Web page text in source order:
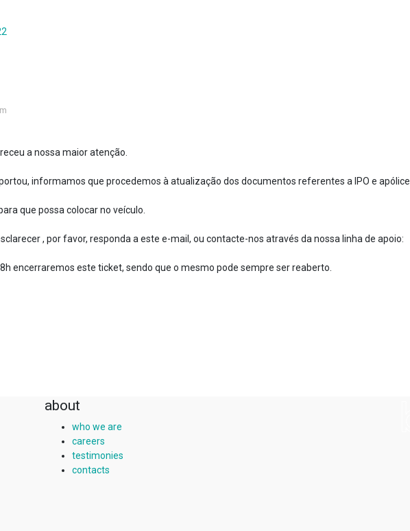
a nossa maior atenção.
informamos que procedemos à atualização dos documentos referentes a IPO e apólice
que possa colocar no veículo.
, por favor, responda a este e-mail, ou contacte-nos através da nossa linha de apoio:
encerraremos este ticket, sendo que o mesmo pode sempre ser reaberto.
about
who we are
careers
testimonies
contacts